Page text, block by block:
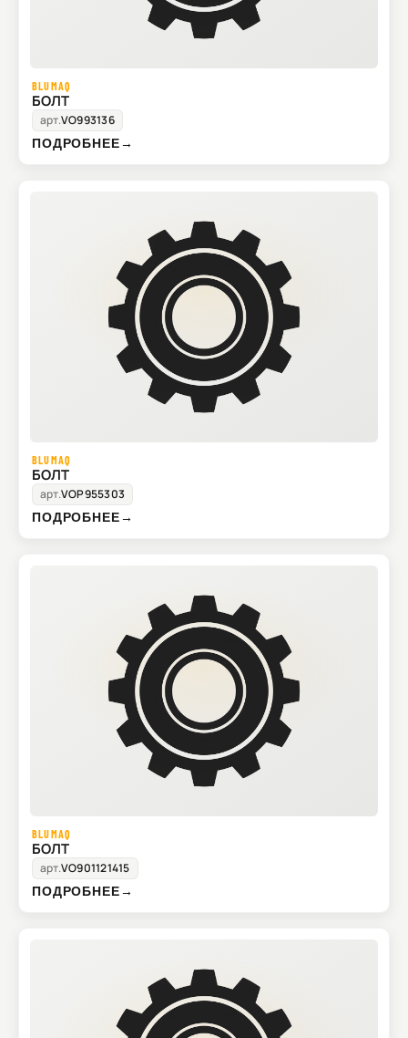
BLUMAQ
БОЛТ
арт.VO993136
ПОДРОБНЕЕ→
BLUMAQ
БОЛТ
арт.VOP955303
ПОДРОБНЕЕ→
BLUMAQ
БОЛТ
арт.VO901121415
ПОДРОБНЕЕ→